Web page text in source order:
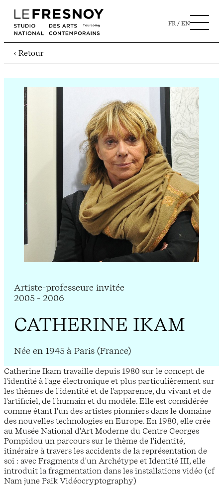
FR EN
‹ Retour
Artiste-professeure invitée
2005 - 2006
CATHERINE IKAM
Née en 1945 à Paris (France)
Catherine Ikam travaille depuis 1980 sur le concept de
l'identité à l'age électronique et plus particulièrement sur
les thèmes de l'identité et de l'apparence, du vivant et de
l'artificiel, de l'humain et du modèle. Elle est considérée
comme étant l'un des artistes pionniers dans le domaine
des nouvelles technologies en Europe. En 1980, elle crée
au Musée National d'Art Moderne du Centre Georges
Pompidou un parcours sur le thème de l'identité,
itinéraire à travers les accidents de la représentation de
soi : avec Fragments d'un Archétype et Identité III, elle
introduit la fragmentation dans les installations vidéo (cf
Nam june Paik Vidéocryptography)